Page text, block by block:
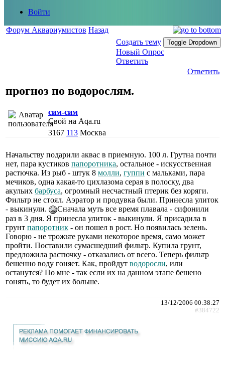
Войти
Форум Аквариумистов Назад
Создать тему
Toggle Dropdown
Новый Опрос
Ответить
Ответить
прогноз по водорослям.
сим-сим
Свой на Aqa.ru
3167 113 Москва
Начальству подарили аквас в приемную. 100 л. Грутна почти
нет, пара кустиков папоротника, остальное - искусственная
растючка. Из рыб - штук 8 молли, гуппи с мальками, пара
мечиков, одна какая-то цихлазома серая в полоску, два
акульих барбуса, огромный несчастный птерик без коряги.
Фильтр не стоял. Аэратор и продувка были. Принесла улиток
- выкинули.
Сначала муть все время плавала - сифонили
раз в 3 дня. Я принесла улиток - выкинули. Я присадила в
грунт папоротник - он пошел в рост. Но появилась зелень.
Говорю - не трожьте руками некоторое время, само может
пройти. Поставили сумасшедший фильтр. Купила грунт,
предложила растючку - отказались от всего. Теперь фильтр
бешенно воду гоняет. Как, пройдут водоросли, или
останутся? По мне - так если их на данном этапе бешено
гонять, то будет их больше.
13/12/2006 00:38:27
#384722